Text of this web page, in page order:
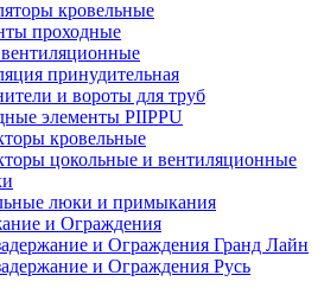
кровельные
проходные
принудительная
и вороты для труб
элементы PIIPPU
кровельные
цокольные и вентиляционные
люки и примыкания
и Ограждения
и Ограждения Гранд Лайн
и Ограждения Русь